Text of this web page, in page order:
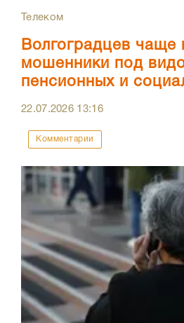
Телеком
Волгоградцев чаще
мошенники под
пенсионных и
22.07.2026 13:16
Комментарии